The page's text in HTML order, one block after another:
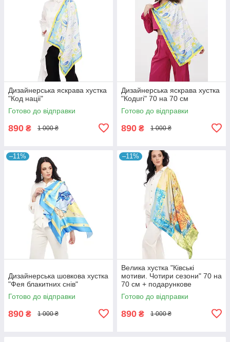
Дизайнерська яскрава хустка
"Код націі"
Готово до відправки
890 ₴ 1 000 ₴
Дизайнерська яскрава хустка
"Кодuri" 70 на 70 см
Готово до відправки
890 ₴ 1 000 ₴
–11%
Дизайнерська шовкова хустка
"Фея блакитних снів"
Готово до відправки
890 ₴ 1 000 ₴
–11%
Велика хустка "Ківські
мотиви. Чотири сезони" 70 на
70 см + подарункове
паковання
Готово до відправки
890 ₴ 1 000 ₴